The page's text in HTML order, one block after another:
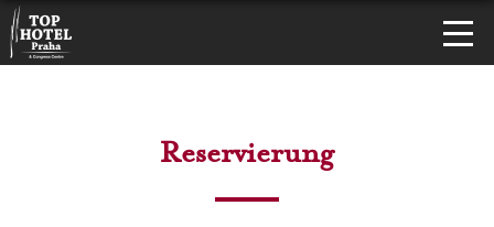
Reservierung